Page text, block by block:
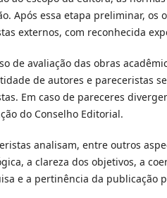
Após essa etapa preliminar,
externos, com reconhecida
de avaliação das obras
de autores e pareceristas
Em caso de pareceres
do Conselho Editorial.
analisam, entre outros
a clareza dos objetivos, a
e a pertinência da publicação